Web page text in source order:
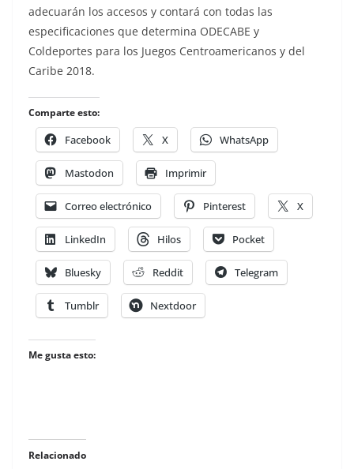
adecuarán los accesos y contará con todas las
especificaciones que determina ODECABE y
Coldeportes para los Juegos Centroamericanos y del
Caribe 2018.
Comparte esto:
Facebook X WhatsApp
Mastodon Imprimir
Correo electrónico Pinterest X
LinkedIn Hilos Pocket
Bluesky Reddit Telegram
Tumblr Nextdoor
Me gusta esto:
Relacionado